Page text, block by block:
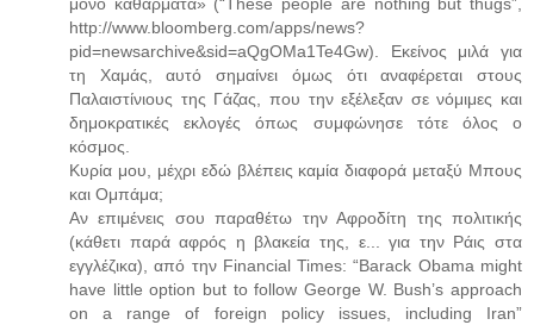
http://www.bloomberg.com/apps/news?
pid=newsarchive&sid=aQgOMa1Te4Gw). Εκείνος μιλά για
τη Χαμάς, αυτό σημαίνει όμως ότι αναφέρεται στους
Παλαιστίνιους της Γάζας, που την εξέλεξαν σε νόμιμες και
δημοκρατικές εκλογές όπως συμφώνησε τότε όλος ο
κόσμος.
Κυρία μου, μέχρι εδώ βλέπεις καμία διαφορά μεταξύ Μπους
και Ομπάμα;
Αν επιμένεις σου παραθέτω την Αφροδίτη της πολιτικής
(κάθετι παρά αφρός η βλακεία της, ε... για την Ράις στα
εγγλέζικα), από την Financial Times: “Barack Obama might
have little option but to follow George W. Bush’s approach
on a range of foreign policy issues, including Iran”